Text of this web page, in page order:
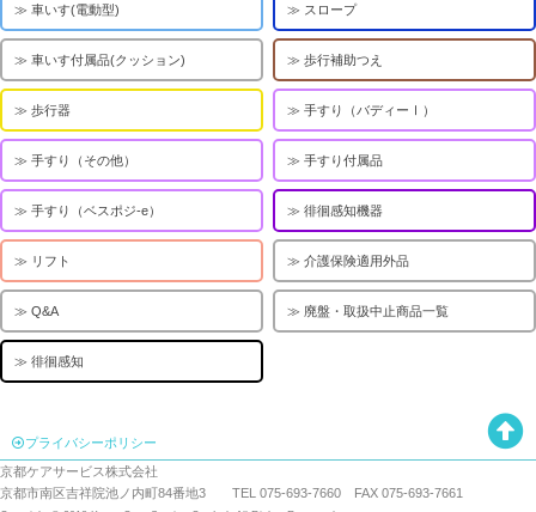
車いす(電動型) スロープ
車いす付属品(クッション) 歩行補助つえ
歩行器 手すり（バディーⅠ）
手すり（その他） 手すり付属品
手すり（ベスポジ-e） 徘徊感知機器
リフト 介護保険適用外品
Q&A 廃盤・取扱中止商品一覧
徘徊感知
プライバシーポリシー
京都ケアサービス株式会社
京都市南区吉祥院池ノ内町84番地3 TEL 075-693-7660 FAX 075-693-7661